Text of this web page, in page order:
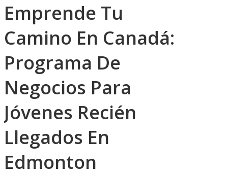
Emprende Tu
Camino En Canadá:
Programa De
Negocios Para
Jóvenes Recién
Llegados En
Edmonton